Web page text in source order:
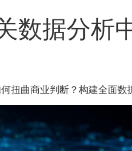
数据分
扭曲商业判断？构建全面